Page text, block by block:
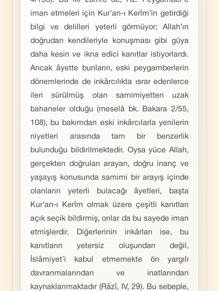
iman etmeleri için Kur’an-ı Kerîm’in getirdiği
bilgi ve delilleri yeterli görmüyor; Allah’ın
doğrudan kendileriyle konuşması gibi güya
daha kesin ve ikna edici kanıtlar istiyorlardı.
Ancak âyette bunların, eski peygamberlerin
dönemlerinde de inkârcılıkta ısrar edenlerce
ileri sürülmüş olan samimiyetten uzak
bahaneler olduğu (meselâ bk. Bakara 2/55,
108), bu bakımdan eski inkârcılarla yenilerin
niyetleri arasında tam bir benzerlik
bulunduğu bildirilmektedir. Oysa yüce Allah,
gerçekten doğruları arayan, doğru inanç ve
yaşayış konusunda samimi bir arayış içinde
olanların yeterli bulacağı âyetleri, başta
Kur’an-ı Kerîm olmak üzere çeşitli kanıtları
açık seçik bildirmiş, onlar da bu sayede iman
etmişlerdir. Diğerlerinin inkârları ise, bu
kanıtların yetersiz oluşundan değil,
İslâmiyet’i kabul etmemekte ön yargılı
davranmalarından ve inatlarından
kaynaklanmaktadır (Râzî, IV, 29). Bu sebeple,